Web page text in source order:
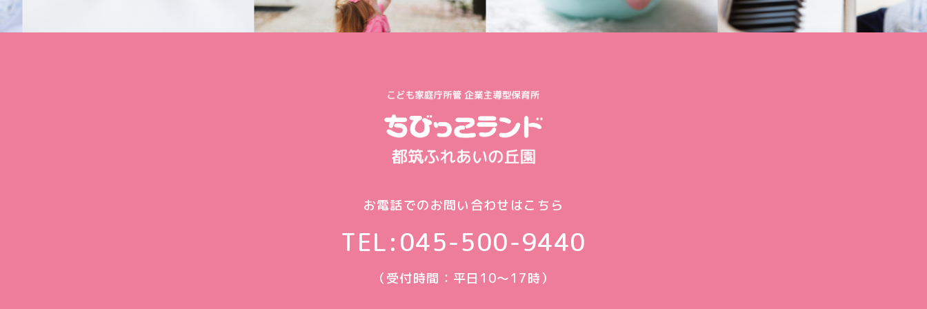
お電話でのお問い合わせはこちら
TEL:045-500-9440
（受付時間：平日10〜17時）